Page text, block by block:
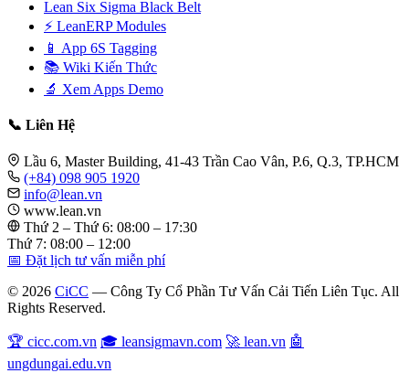
Lean Six Sigma Black Belt
⚡ LeanERP Modules
📱 App 6S Tagging
📚 Wiki Kiến Thức
🔬 Xem Apps Demo
📞 Liên Hệ
Lầu 6, Master Building, 41-43 Trần Cao Vân, P.6, Q.3, TP.HCM
(+84) 098 905 1920
info@lean.vn
www.lean.vn
Thứ 2 – Thứ 6: 08:00 – 17:30
Thứ 7: 08:00 – 12:00
📅 Đặt lịch tư vấn miễn phí
© 2026 CiCC — Công Ty Cổ Phần Tư Vấn Cải Tiến Liên Tục. All
Rights Reserved.
🏆 cicc.com.vn 🎓 leansigmavn.com 🚀 lean.vn 🤖
ungdungai.edu.vn